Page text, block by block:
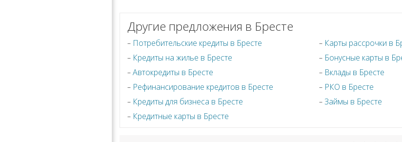
Другие предложения в Бресте
Потребительские кредиты в Бресте
Кредиты на жилье в Бресте
Автокредиты в Бресте
Рефинансирование кредитов в Бресте
Кредиты для бизнеса в Бресте
Кредитные карты в Бресте
Карты рассрочки в
Бонусные карты в
Вклады в Бресте
РКО в Бресте
Займы в Бресте